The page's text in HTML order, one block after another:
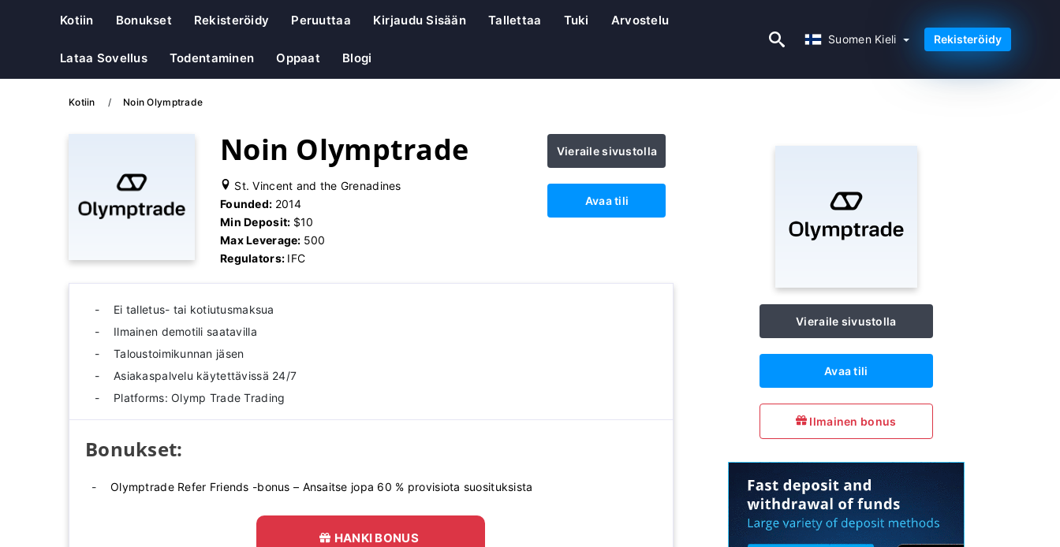
Suomen Kieli
Kotiin Bonukset Rekisteröidy Peruuttaa Kirjaudu Sisään Tallettaa Tuki Arvostelu
Lataa Sovellus Todentaminen Oppaat Blogi
Suomen Kieli Rekisteröidy
Kotiin Noin Olymptrade
Noin Olymptrade
St. Vincent and the Grenadines
Founded: 2014
Min Deposit: $10
Max Leverage: 500
Regulators: IFC
Vieraile sivustolla
Avaa tili
Ei talletus- tai kotiutusmaksua
Ilmainen demotili saatavilla
Taloustoimikunnan jäsen
Asiakaspalvelu käytettävissä 24/7
Platforms: Olymp Trade Trading
Bonukset:
Olymptrade Refer Friends -bonus – Ansaitse jopa 60 % provisiota suosituksista
HANKI BONUS
Vieraile sivustolla
Avaa tili
Ilmainen bonus